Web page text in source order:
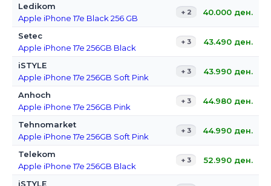
Ledikom
Apple iPhone 17e Black 256 GB
Setec
Apple iPhone 17e 256GB Black
iSTYLE
Apple iPhone 17e 256GB Soft Pink
Anhoch
Apple iPhone 17e 256GB Pink
Tehnomarket
Apple iPhone 17e 256GB Soft Pink
Telekom
Apple iPhone 17e 256GB Black
iSTYLE
+ 2
+ 3
+ 3
+ 3
+ 3
+ 3
40.000 ден.
43.490 ден.
43.990 ден.
44.980 ден.
44.990 ден.
52.990 ден.